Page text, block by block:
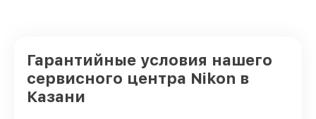
Гарантийные условия нашего
сервисного центра Nikon в
Казани